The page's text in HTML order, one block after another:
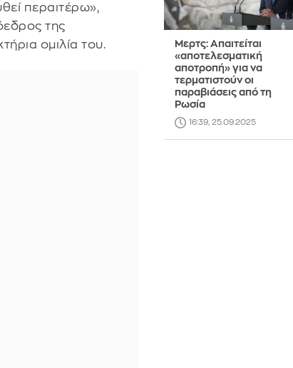
περαιτέρω»,
της
ομιλία του.
Μερτς: Απαιτείται
«αποτελεσματική
αποτροπή» για να
τερματιστούν οι
παραβιάσεις από τη
Ρωσία
16:39, 25.09.2025